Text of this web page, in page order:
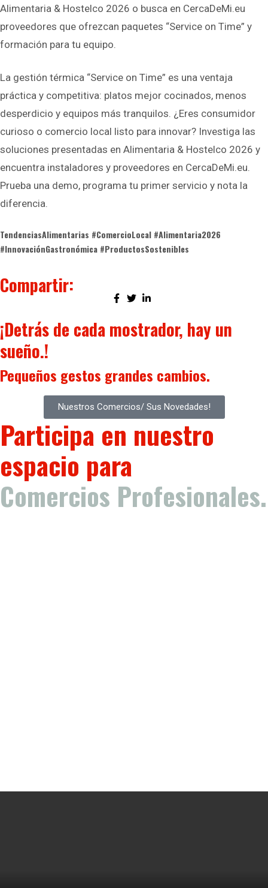
Alimentaria & Hostelco 2026 o busca en CercaDeMi.eu
proveedores que ofrezcan paquetes “Service on Time” y
formación para tu equipo.
La gestión térmica “Service on Time” es una ventaja
práctica y competitiva: platos mejor cocinados, menos
desperdicio y equipos más tranquilos. ¿Eres consumidor
curioso o comercio local listo para innovar? Investiga las
soluciones presentadas en Alimentaria & Hostelco 2026 y
encuentra instaladores y proveedores en CercaDeMi.eu.
Prueba una demo, programa tu primer servicio y nota la
diferencia.
TendenciasAlimentarias #ComercioLocal #Alimentaria2026
#InnovaciónGastronómica #ProductosSostenibles
Compartir:
¡Detrás de cada mostrador, hay un
sueño.!
Pequeños gestos grandes cambios.
Nuestros Comercios/ Sus Novedades!
Participa en nuestro
espacio para
Comercios Profesionales.